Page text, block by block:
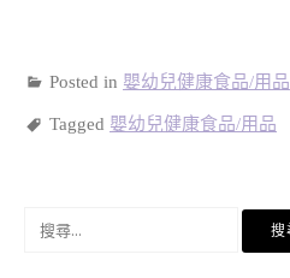
Posted in 嬰幼兒健康食品/用品
Tagged 嬰幼兒健康食品/用品